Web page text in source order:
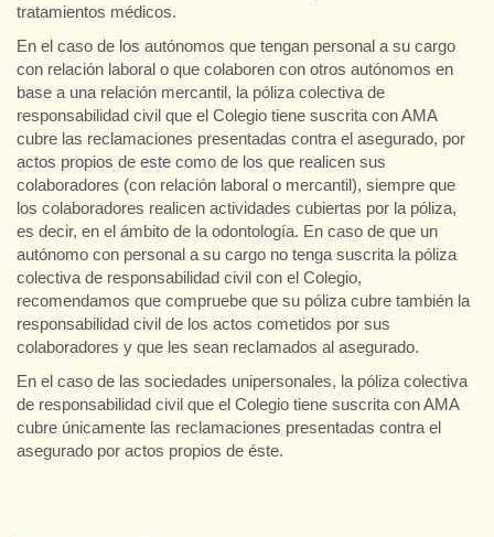
tratamientos médicos.
En el caso de los autónomos que tengan personal a su cargo
con relación laboral o que colaboren con otros autónomos en
base a una relación mercantil, la póliza colectiva de
responsabilidad civil que el Colegio tiene suscrita con AMA
cubre las reclamaciones presentadas contra el asegurado, por
actos propios de este como de los que realicen sus
colaboradores (con relación laboral o mercantil), siempre que
los colaboradores realicen actividades cubiertas por la póliza,
es decir, en el ámbito de la odontología. En caso de que un
autónomo con personal a su cargo no tenga suscrita la póliza
colectiva de responsabilidad civil con el Colegio,
recomendamos que compruebe que su póliza cubre también la
responsabilidad civil de los actos cometidos por sus
colaboradores y que les sean reclamados al asegurado.
En el caso de las sociedades unipersonales, la póliza colectiva
de responsabilidad civil que el Colegio tiene suscrita con AMA
cubre únicamente las reclamaciones presentadas contra el
asegurado por actos propios de éste.